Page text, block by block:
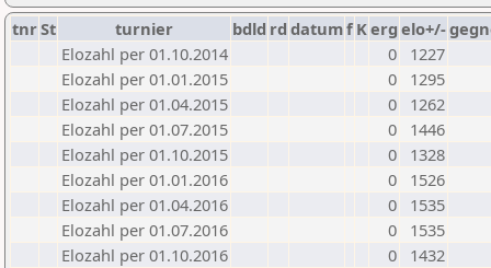
tnrSt turnier bdld rd datumf Kerg elo+/-
Elozahl per 01.10.2014
0
1227
Elozahl per 01.01.2015
0
1295
Elozahl per 01.04.2015
0
1262
Elozahl per 01.07.2015
0
1446
Elozahl per 01.10.2015
0
1328
Elozahl per 01.01.2016
0
1526
Elozahl per 01.04.2016
0
1535
Elozahl per 01.07.2016
0
1535
Elozahl per 01.10.2016
0
1432